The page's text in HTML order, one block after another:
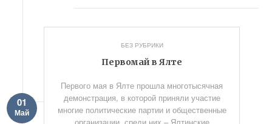
БЕЗ РУБРИКИ
Первомай в Ялте
01
Май
Первого мая в Ялте прошла многотысячная
демонстрация, в которой приняли участие
многие политические партии и общественные